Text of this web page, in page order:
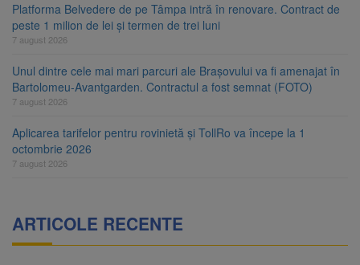
Platforma Belvedere de pe Tâmpa intră în renovare. Contract de
peste 1 milion de lei și termen de trei luni
7 august 2026
Unul dintre cele mai mari parcuri ale Brașovului va fi amenajat în
Bartolomeu-Avantgarden. Contractul a fost semnat (FOTO)
7 august 2026
Aplicarea tarifelor pentru rovinietă și TollRo va începe la 1
octombrie 2026
7 august 2026
ARTICOLE RECENTE